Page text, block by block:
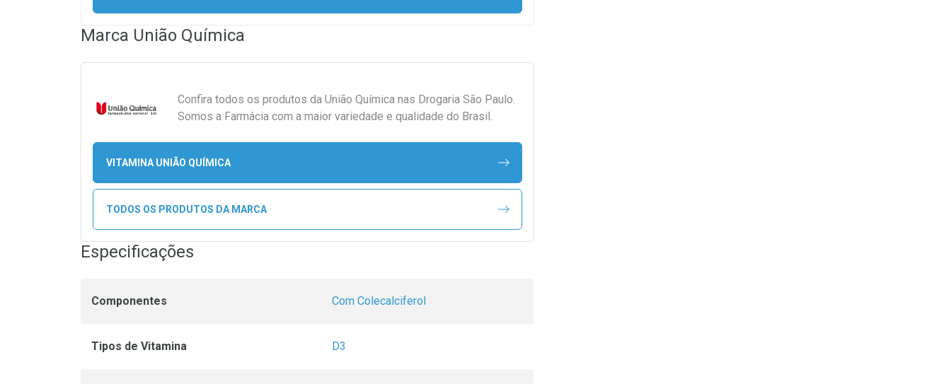
Marca União Química
Confira todos os produtos da União Química nas Drogaria São Paulo.
Somos a Farmácia com a maior variedade e qualidade do Brasil.
VITAMINA UNIÃO QUÍMICA
TODOS OS PRODUTOS DA MARCA
Especificações
Componentes Com Colecalciferol
Tipos de Vitamina D3